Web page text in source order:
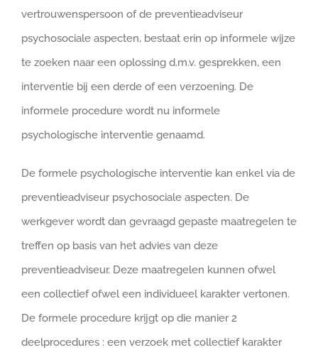
vertrouwenspersoon of de preventieadviseur
psychosociale aspecten, bestaat erin op informele wijze
te zoeken naar een oplossing d.m.v. gesprekken, een
interventie bij een derde of een verzoening. De
informele procedure wordt nu informele
psychologische interventie genaamd.
De formele psychologische interventie kan enkel via de
preventieadviseur psychosociale aspecten. De
werkgever wordt dan gevraagd gepaste maatregelen te
treffen op basis van het advies van deze
preventieadviseur. Deze maatregelen kunnen ofwel
een collectief ofwel een individueel karakter vertonen.
De formele procedure krijgt op die manier 2
deelprocedures : een verzoek met collectief karakter